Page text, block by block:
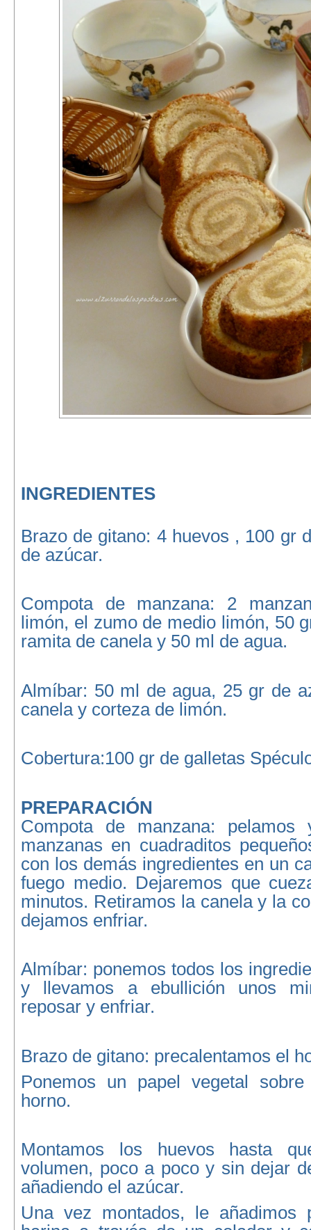
INGREDIENTES
Brazo de gitano: 4 huevos , 100 gr
de azúcar.
Compota de manzana: 2
limón, el zumo de medio limón, 50
ramita de canela y 50 ml de agua.
Almíbar: 50 ml de agua, 25 gr de
canela y corteza de limón.
Cobertura:100 gr de galletas
PREPARACIÓN
Compota de manzana: pelamos
manzanas en cuadraditos
con los demás ingredientes en un
fuego medio. Dejaremos que
minutos. Retiramos la canela y la
dejamos enfriar.
Almíbar: ponemos todos los
y llevamos a ebullición unos
reposar y enfriar.
Brazo de gitano: precalentamos el
Ponemos un papel vegetal
horno.
Montamos los huevos hasta
volumen, poco a poco y sin dejar
añadiendo el azúcar.
Una vez montados, le añadimos